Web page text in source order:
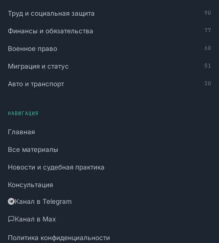
Труд и социальная защита 90
Финансы и обязательства 77
Военное право 60
Миграция и статус 51
Авто и транспорт 30
НАВИГАЦИЯ
Главная
Все материалы
Новости и судебная практика
Консультация
Канал в Telegram
Канал в Max
Политика конфиденциальности